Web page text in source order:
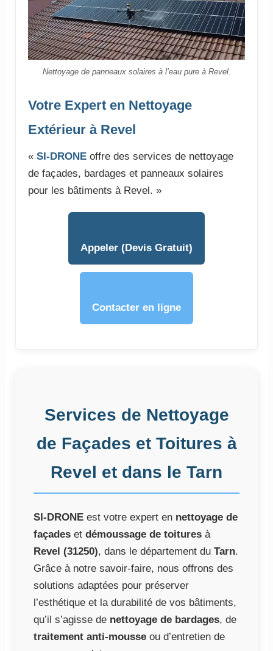
Nettoyage de panneaux solaires à l’eau pure à Revel.
Votre Expert en Nettoyage
Extérieur à Revel
« SI-DRONEoffre des services de nettoyage
de façades, bardages et panneaux solaires
pour les bâtiments à Revel. »
Appeler (Devis Gratuit)
Contacter en ligne
Services de Nettoyage
de Façades et Toitures à
Revel et dans le Tarn
SI-DRONEest votre expert en nettoyage de
façadeset démoussage de toituresà
Revel (31250), dans le département du Tarn.
Grâce à notre savoir-faire, nous offrons des
solutions adaptées pour préserver
l’esthétique et la durabilité de vos bâtiments,
qu’il s’agisse de nettoyage de bardages, de
traitement anti-mousseou d’entretien de